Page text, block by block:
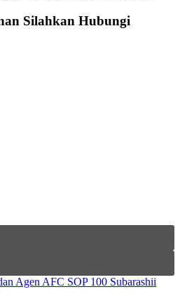
Silahkan Hubungi
Agen AFC SOP 100 Subarashii